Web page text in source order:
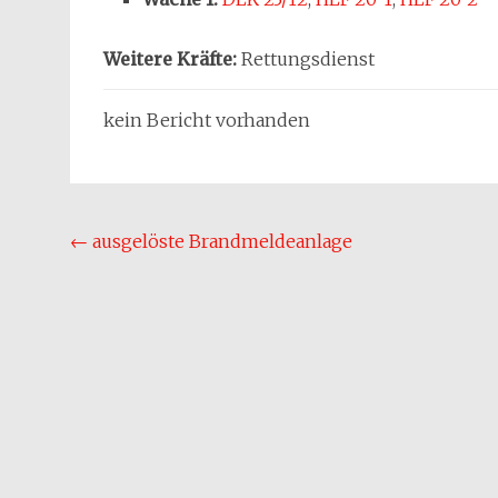
Weitere Kräfte: Rettungsdienst
kein Bericht vorhanden
Beitragsnavigation
← ausgelöste Brandmeldeanlage